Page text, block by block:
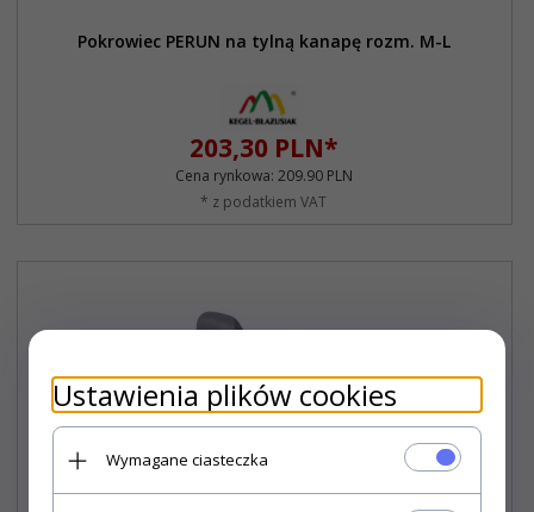
Pokrowiec PERUN na tylną kanapę rozm. M-L
203,30 PLN*
Cena rynkowa: 209.90 PLN
* z podatkiem VAT
Ustawienia plików cookies
Wymagane ciasteczka